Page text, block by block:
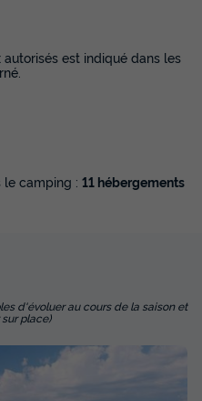
est indiqué dans les
camping : 11 hébergements
d'évoluer au cours de la saison et
place)